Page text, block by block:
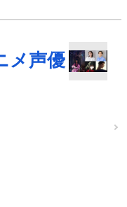
メ声優